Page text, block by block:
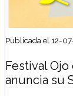
Publicada el 12-
Festival
anuncia su